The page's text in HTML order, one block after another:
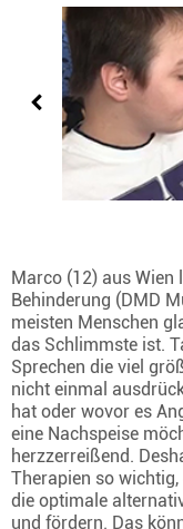
Marco (12) aus Wien
Behinderung (DMD
meisten Menschen
das Schlimmste ist.
Sprechen die viel
nicht einmal
hat oder wovor es
eine Nachspeise
herzzerreißend.
Therapien so
die optimale
und fördern. Das